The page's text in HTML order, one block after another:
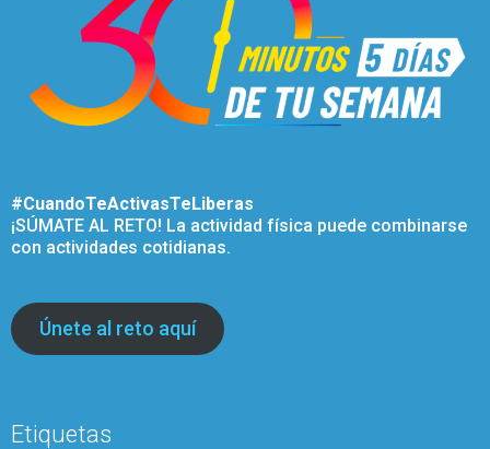
#CuandoTeActivasTeLiberas
¡SÚMATE AL RETO! La actividad física puede combinarse
con actividades cotidianas.
Únete al reto aquí
Etiquetas